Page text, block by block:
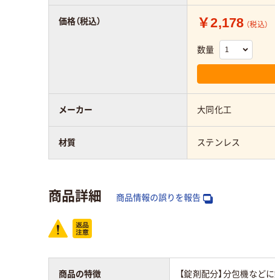
価格（税込） ￥2,178 （税込）
数量
メーカー 大同化工
材質 ステンレス
商品詳細 商品情報の誤りを報告
商品の特徴 【錠剤配分】分包機など